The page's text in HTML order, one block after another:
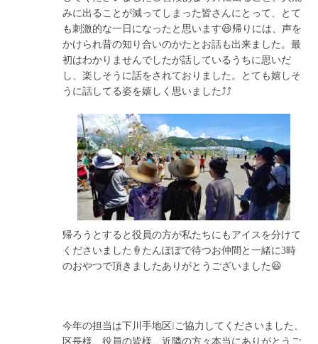
みに出ることが減ってしまった皆さんにとって、とて
も刺激的な一日になったと思います😃帰りには、声を
かけられ昔の知り合いのかたとお話も出来ました。最
初はわかりませんでしたが話しているうちに思いだ
し、楽しそうに話をされておりました。とても嬉しそ
うに話してる姿を嬉しく思いました⤴️⤴️
帰ろうとすると役員の方が私たちにもアイスを分けて
くださいました🍦たんぽぽで待つお仲間と一緒に3時
のおやつで頂きましたありがとうございました😆
今年の担当は下川手地区❕ご協力してくださいました、
区長様、役員の皆様、近隣の方々本当にありがとうご